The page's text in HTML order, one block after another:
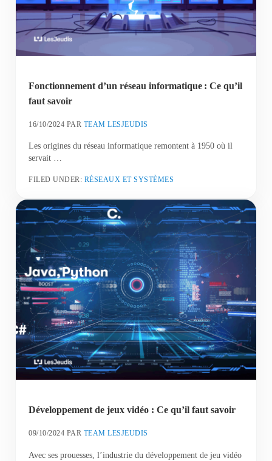
Fonctionnement d’un réseau informatique : Ce qu’il
faut savoir
16/10/2024 PAR TEAM LESJEUDIS
Les origines du réseau informatique remontent à 1950 où il
servait …
FILED UNDER: RÉSEAUX ET SYSTÈMES
Développement de jeux vidéo : Ce qu’il faut savoir
09/10/2024 PAR TEAM LESJEUDIS
Avec ses prouesses, l’industrie du développement de jeu vidéo